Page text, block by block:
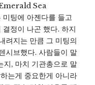
Sea
팅에 아젠다를 들고
정이 나곤 했다. 하지
려지는 만큼 그 미팅의
시브했다. 사람들이 말
지, 마치 기관총으로 말
는게 중요한게 아니라